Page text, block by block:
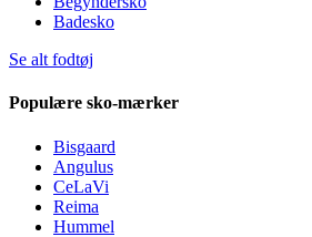
Badesko
Se alt fodtøj
Populære sko-mærker
Bisgaard
Angulus
CeLaVi
Reima
Hummel